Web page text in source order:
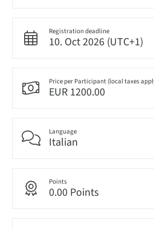
Registration deadline
10. Oct 2026 (UTC+1)
Price per Participant (local taxes
EUR 1200.00
Language
Italian
Points
0.00 Points